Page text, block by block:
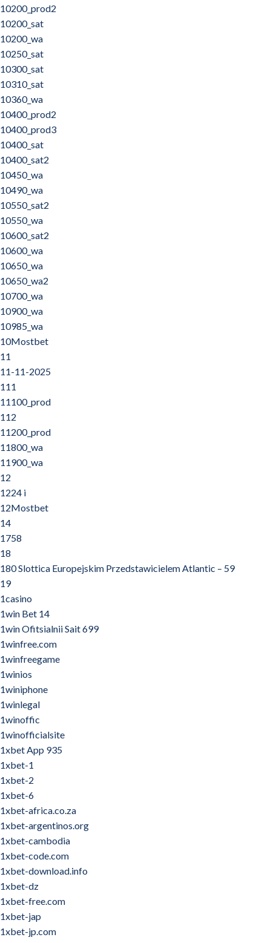
10200_prod2
10200_sat
10200_wa
10250_sat
10300_sat
10310_sat
10360_wa
10400_prod2
10400_prod3
10400_sat
10400_sat2
10450_wa
10490_wa
10550_sat2
10550_wa
10600_sat2
10600_wa
10650_wa
10650_wa2
10700_wa
10900_wa
10985_wa
10Mostbet
11
11-11-2025
111
11100_prod
112
11200_prod
11800_wa
11900_wa
12
1224 i
12Mostbet
14
1758
18
180 Slottica Europejskim Przedstawicielem Atlantic – 59
19
1casino
1win Bet 14
1win Ofitsialnii Sait 699
1winfree.com
1winfreegame
1winios
1winiphone
1winlegal
1winoffic
1winofficialsite
1xbet App 935
1xbet-1
1xbet-2
1xbet-6
1xbet-africa.co.za
1xbet-argentinos.org
1xbet-cambodia
1xbet-code.com
1xbet-download.info
1xbet-dz
1xbet-free.com
1xbet-jap
1xbet-jp.com